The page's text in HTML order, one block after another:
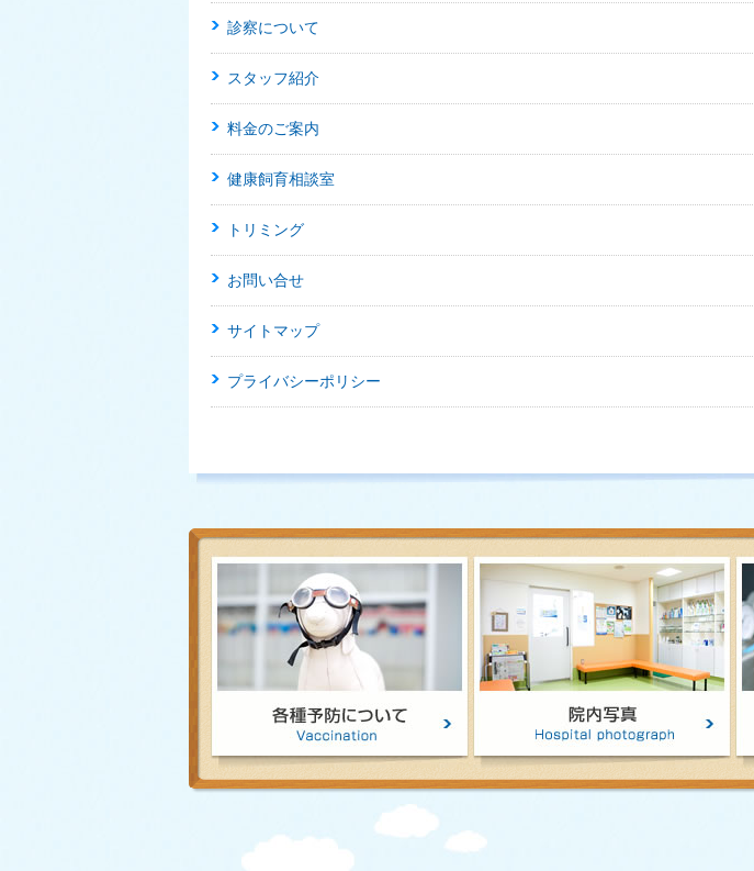
診察について
スタッフ紹介
料金のご案内
健康飼育相談室
トリミング
お問い合せ
サイトマップ
プライバシーポリシー